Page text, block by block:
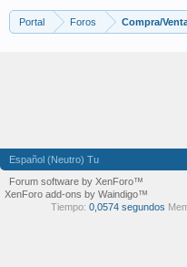
Portal Foros Compra/
Español (Neutro) Tu
Forum software by XenForo™
XenForo add-ons by Waindigo™
Tiempo: 0,0574 segundos